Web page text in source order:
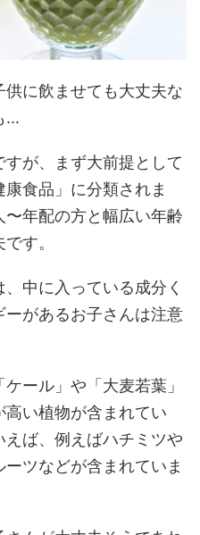
に飲ませても大丈夫な
...
が、まず大前提として
食品」に分類されま
年配の方と幅広い年齢
す。
中に入っている成分く
ーがあるお子さんは注意
ール」や「大麦若葉」
高い植物が含まれてい
ば、例えばハチミツや
ツなどが含まれていま